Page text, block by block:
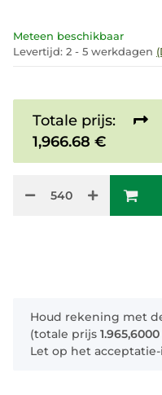
Meteen beschikbaar
Levertijd: 2 - 5 werkdagen
Totale prijs:
1,966.68 €
x
Houd rekening met
(totale prijs
Let op het